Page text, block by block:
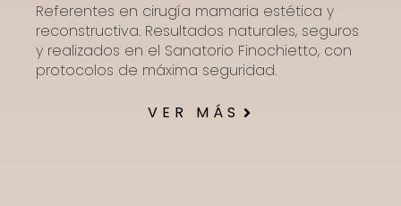
Referentes en cirugía mamaria estética y
reconstructiva. Resultados naturales, seguros
y realizados en el Sanatorio Finochietto, con
protocolos de máxima seguridad.
VER MÁS